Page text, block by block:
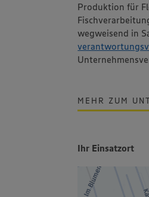
Produktion für
wegweisend in
MEHR ZUM
Ihr Einsatzort